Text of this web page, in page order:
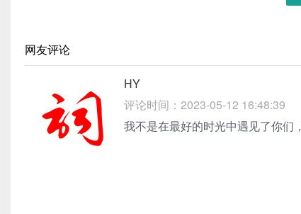
网友评论
HY
评论时间：2023-05-12 16:48:39
我不是在最好的时光中遇见了你们，